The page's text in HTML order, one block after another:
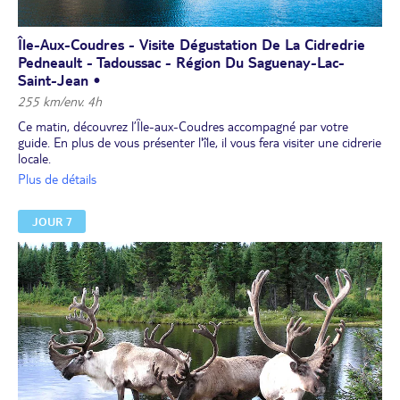
Île-Aux-Coudres - Visite Dégustation De La Cidredrie
Pedneault - Tadoussac - Région Du Saguenay-Lac-
Saint-Jean •
255 km/env. 4h
Ce matin, découvrez l’Île-aux-Coudres accompagné par votre
guide. En plus de vous présenter l'île, il vous fera visiter une cidrerie
locale.
La dégustation en fin de visite est, bien entendu, incluse !
Déjeuner libre
Profitez de quelques heures de temps libre pour découvrir ce
charmant village.
En option à réserver et à régler sur place :
embarquez pour une croisière d'observation des baleines.
Si vous n'optez pas pour la croisière, profitez-en pour visiter le
centre d'interprétation des mammifères marins, qui propose une
exposition permanente sur les baleines du Saint-Laurent et la
recherche scientifique qui les entoure. C'est le musée le plus
populaire de la région.
Plus de détails
JOUR 7